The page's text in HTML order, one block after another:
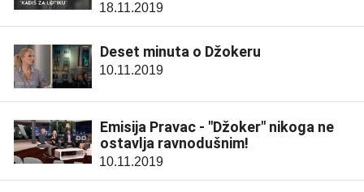
18.11.2019
Deset minuta o Džokeru
10.11.2019
Emisija Pravac - "Džoker" nikoga ne
ostavlja ravnodušnim!
10.11.2019